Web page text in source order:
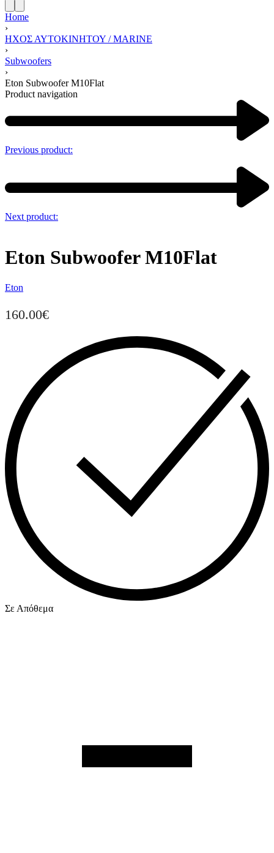
Home
›
ΗΧΟΣ ΑΥΤΟΚΙΝΗΤΟΥ / MARINE
›
Subwoofers
›
Eton Subwoofer M10Flat
Product navigation
Previous product:
Next product:
Eton Subwoofer M10Flat
Eton
160.00€
Σε Απόθεμα